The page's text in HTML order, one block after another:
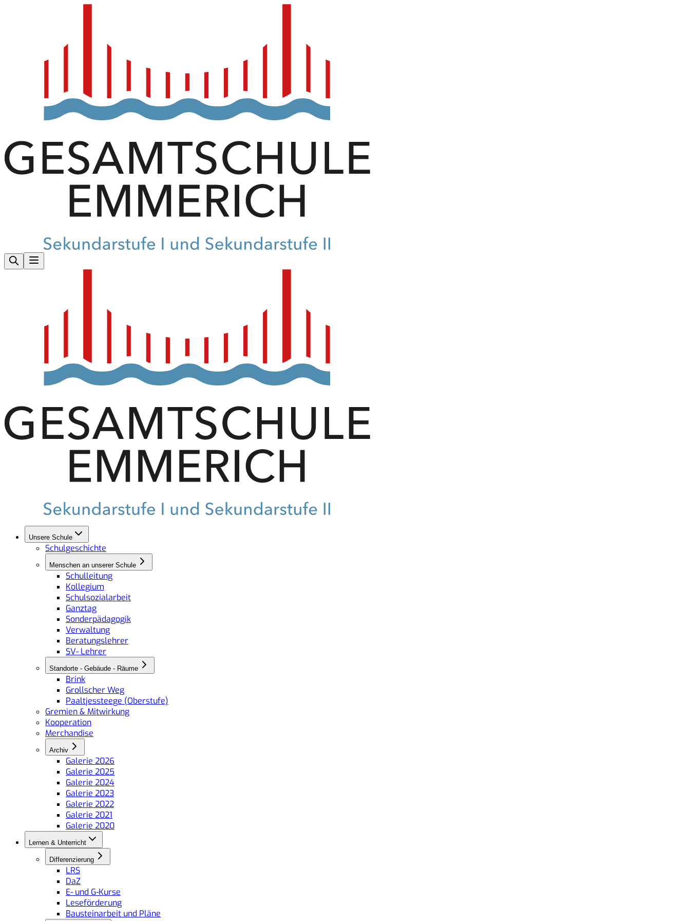
Unsere Schule
Schulgeschichte
Menschen an unserer Schule
Schulleitung
Kollegium
Schulsozialarbeit
Ganztag
Sonderpädagogik
Verwaltung
Beratungslehrer
SV- Lehrer
Standorte - Gebäude - Räume
Brink
Grollscher Weg
Paaltjessteege (Oberstufe)
Gremien & Mitwirkung
Kooperation
Merchandise
Archiv
Galerie 2026
Galerie 2025
Galerie 2024
Galerie 2023
Galerie 2022
Galerie 2021
Galerie 2020
Lernen & Unterricht
Differenzierung
LRS
DaZ
E- und G-Kurse
Leseförderung
Bausteinarbeit und Pläne